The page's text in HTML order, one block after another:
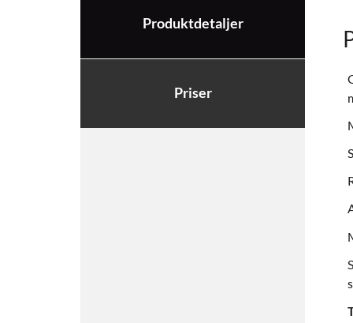
Produktdetaljer
Priser